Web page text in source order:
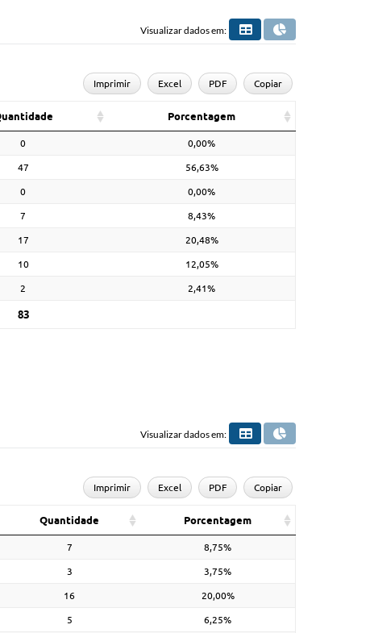
Visualizar dados em:
Imprimir Excel PDF Copiar
Porcentagem
0 0,00%
47 56,63%
0 0,00%
7 8,43%
17 20,48%
10 12,05%
2 2,41%
83
Visualizar dados em:
Imprimir Excel PDF Copiar
Quantidade Porcentagem
7 8,75%
3 3,75%
16 20,00%
5 6,25%